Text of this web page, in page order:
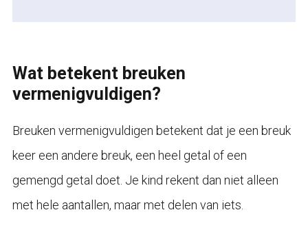
Wat betekent breuken
vermenigvuldigen?
Breuken vermenigvuldigen betekent dat je een breuk
keer een andere breuk, een heel getal of een
gemengd getal doet. Je kind rekent dan niet alleen
met hele aantallen, maar met delen van iets.